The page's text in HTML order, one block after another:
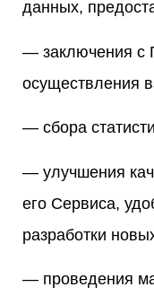
данных,
— заключения с
осуществления
— сбора
— улучшения
его Сервиса,
разработки
— проведения